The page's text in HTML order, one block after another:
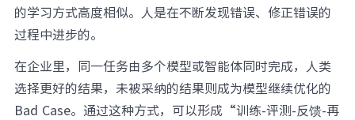
的学习方式高度相似。人是在不断发现错误、修正错误的
过程中进步的。
在企业里，同一任务由多个模型或智能体同时完成，人类
选择更好的结果，未被采纳的结果则成为模型继续优化的
Bad Case。通过这种方式，可以形成“训练-评测-反馈-再